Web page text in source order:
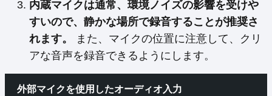
内蔵マイクは通常、環境ノイズの影響を受けや
すいので、静かな場所で録音することが推奨さ
れます。
また、マイクの位置に注意して、クリ
アな音声を録音できるようにします。
外部マイクを使用したオーディオ入力